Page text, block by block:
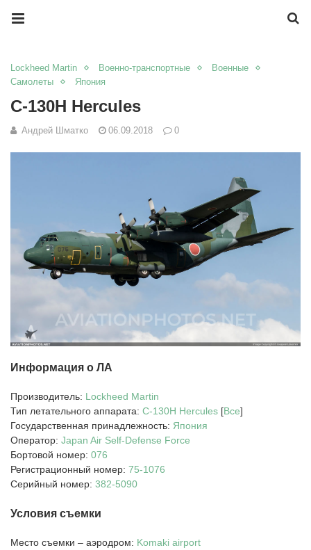
Lockheed Martin Военно-транспортные
Военные
Самолеты
Япония
C-130H Hercules
Андрей Шматко 06.09.2018 0
Информация о ЛА
Производитель: Lockheed Martin
Тип летательного аппарата: C-130H Hercules [Все]
Государственная принадлежность: Япония
Оператор: Japan Air Self-Defense Force
Бортовой номер: 076
Регистрационный номер: 75-1076
Серийный номер: 382-5090
Условия съемки
Место съемки – аэродром: Komaki airport